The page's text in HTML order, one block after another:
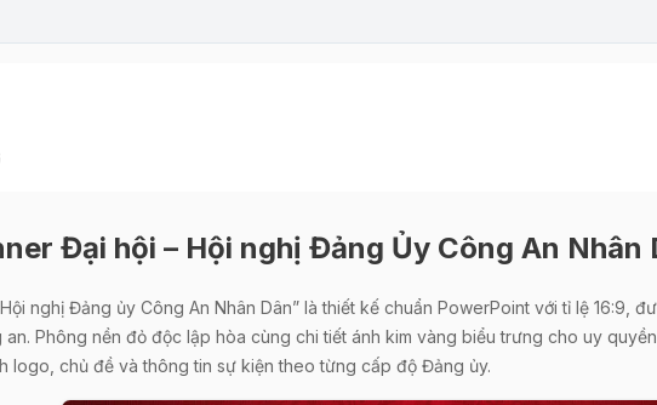
Đại hội – Hội nghị Đảng Ủy Công An Nhân
nghị Đảng ủy Công An Nhân Dân” là thiết kế chuẩn PowerPoint với tỉ lệ 16:9,
Phông nền đỏ độc lập hòa cùng chi tiết ánh kim vàng biểu trưng cho uy
logo, chủ đề và thông tin sự kiện theo từng cấp độ Đảng ủy.